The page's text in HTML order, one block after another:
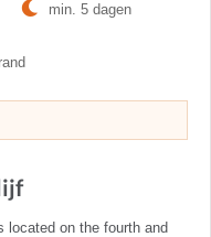
min. 5 dagen
located on the fourth and